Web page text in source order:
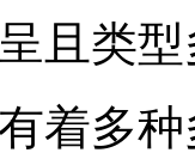
且类
着多